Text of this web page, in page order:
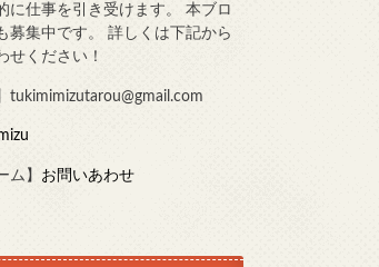
に仕事を引き受けます。 本ブロ
募集中です。 詳しくは下記から
せください！
tukimimizutarou@gmail.com
ム】 お問いあわせ